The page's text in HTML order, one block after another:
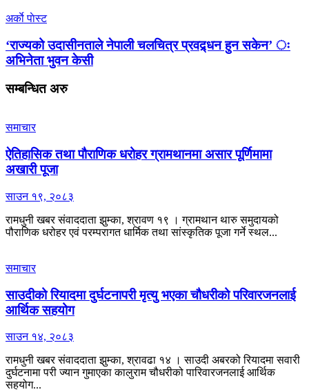
अर्काे पाेस्ट
‘राज्यको उदासीनताले नेपाली चलचित्र प्रवद्र्धन हुन सकेन’ ः
अभिनेता भुवन केसी
सम्बन्धितअरु
समाचार
ऐतिहासिक तथा पौराणिक धरोहर ग्रामथानमा असार पूर्णिमामा
अखारी पूजा
साउन १९, २०८३
रामधुनी खबर संवाददाता झुम्का, श्रावण १९ । ग्रामथान थारु समुदायको
पौराणिक धरोहर एवं परम्परागत धार्मिक तथा सांस्कृतिक पूजा गर्ने स्थल...
समाचार
साउदीको रियादमा दुर्घटनापरी मृत्यु भएका चौधरीको परिवारजनलाई
आर्थिक सहयोग
साउन १४, २०८३
रामधुनी खबर संवाददाता झुम्का, श्रावढा १४ । साउदी अबरको रियादमा सवारी
दुर्घटनामा परी ज्यान गुमाएका कालुराम चौधरीको पारिवारजनलाई आर्थिक
सहयोग...